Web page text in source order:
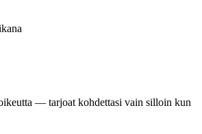
— tarjoat kohdettasi vain silloin kun